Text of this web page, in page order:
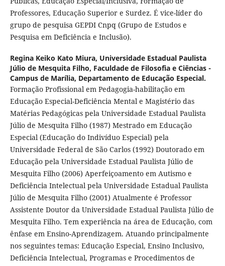
Professores, Educação Superior e Surdez. É vice-líder do
grupo de pesquisa GEPDI Cnpq (Grupo de Estudos e
Pesquisa em Deficiência e Inclusão).
Regina Keiko Kato Miura, Universidade Estadual Paulista
Júlio de Mesquita Filho, Faculdade de Filosofia e Ciências -
Campus de Marília, Departamento de Educação Especial.
Formação Profissional em Pedagogia-habilitação em
Educação Especial-Deficiência Mental e Magistério das
Matérias Pedagógicas pela Universidade Estadual Paulista
Júlio de Mesquita Filho (1987) Mestrado em Educação
Especial (Educação do Indivíduo Especial) pela
Universidade Federal de São Carlos (1992) Doutorado em
Educação pela Universidade Estadual Paulista Júlio de
Mesquita Filho (2006) Aperfeiçoamento em Autismo e
Deficiência Intelectual pela Universidade Estadual Paulista
Júlio de Mesquita Filho (2001) Atualmente é Professor
Assistente Doutor da Universidade Estadual Paulista Júlio de
Mesquita Filho. Tem experiência na área de Educação, com
ênfase em Ensino-Aprendizagem. Atuando principalmente
nos seguintes temas: Educação Especial, Ensino Inclusivo,
Deficiência Intelectual, Programas e Procedimentos de